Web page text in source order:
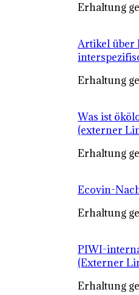
Erhaltung
Artikel über
Erhaltung
Was ist
(externer
Erhaltung
Ecovin-
Erhaltung
PIWI-
(Externer
Erhaltung